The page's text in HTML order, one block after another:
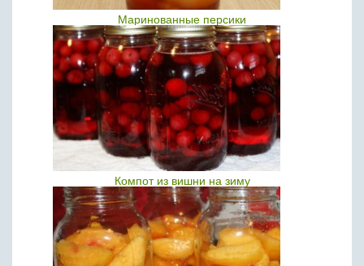
Маринованные персики
Компот из вишни на зиму